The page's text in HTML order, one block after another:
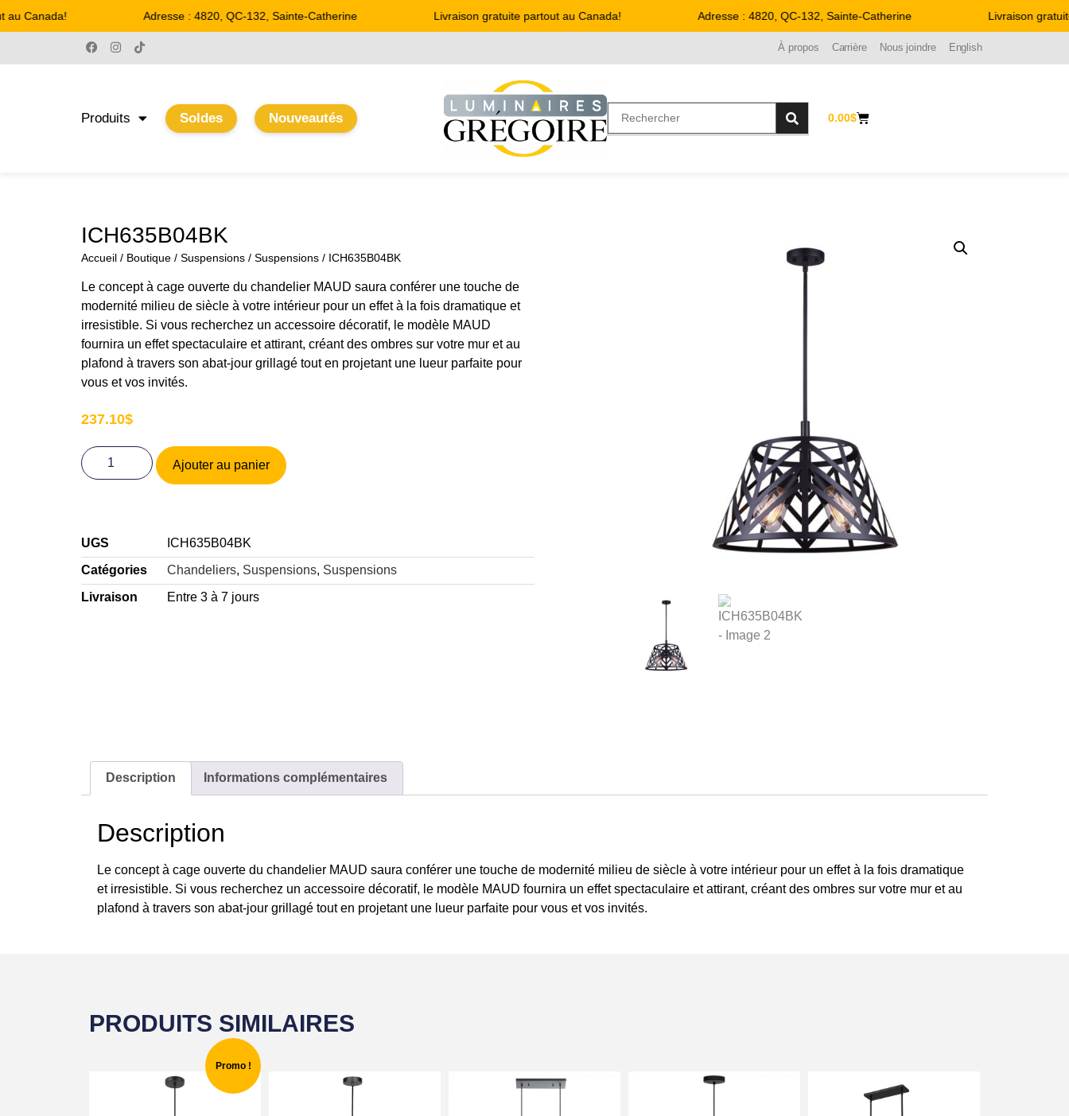
Canada! Adresse : 4820, QC-132, Sainte-Catherine Livraison gratuite partout au Canada! Adresse : 4820, QC-132, Sainte-Catherine Livraison
À propos Carrière Nous joindre English
Produits Soldes Nouveautés 0.00$
ICH635B04BK
Accueil / Boutique / Suspensions / Suspensions / ICH635B04BK
Le concept à cage ouverte du chandelier MAUD saura conférer une touche de
modernité milieu de siècle à votre intérieur pour un effet à la fois dramatique et
irresistible. Si vous recherchez un accessoire décoratif, le modèle MAUD
fournira un effet spectaculaire et attirant, créant des ombres sur votre mur et au
plafond à travers son abat-jour grillagé tout en projetant une lueur parfaite pour
vous et vos invités.
237.10$
Ajouter au panier
UGS
ICH635B04BK
Catégories
Chandeliers, Suspensions, Suspensions
Livraison
Entre 3 à 7 jours
Description Informations complémentaires
Description
Le concept à cage ouverte du chandelier MAUD saura conférer une touche de modernité milieu de siècle à votre intérieur pour un effet à la fois dramatique
et irresistible. Si vous recherchez un accessoire décoratif, le modèle MAUD fournira un effet spectaculaire et attirant, créant des ombres sur votre mur et au
plafond à travers son abat-jour grillagé tout en projetant une lueur parfaite pour vous et vos invités.
PRODUITS SIMILAIRES
Promo !